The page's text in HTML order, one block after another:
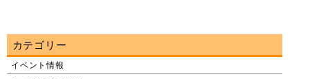
カテゴリー
イベント情報